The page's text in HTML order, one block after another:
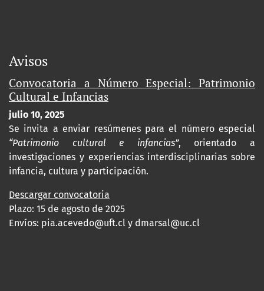
Avisos
Convocatoria a Número Especial: Patrimonio
Cultural e Infancias
julio 10, 2025
Se invita a enviar resúmenes para el número especial
“Patrimonio cultural e infancias”, orientado a
investigaciones y experiencias interdisciplinarias sobre
infancia, cultura y participación.
Descargar convocatoria
Plazo: 15 de agosto de 2025
Envíos: pia.acevedo@uft.cl y dmarsal@uc.cl